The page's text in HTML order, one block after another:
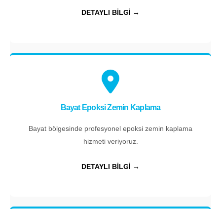
DETAYLI BİLGİ →
Bayat Epoksi Zemin Kaplama
Bayat bölgesinde profesyonel epoksi zemin kaplama
hizmeti veriyoruz.
DETAYLI BİLGİ →